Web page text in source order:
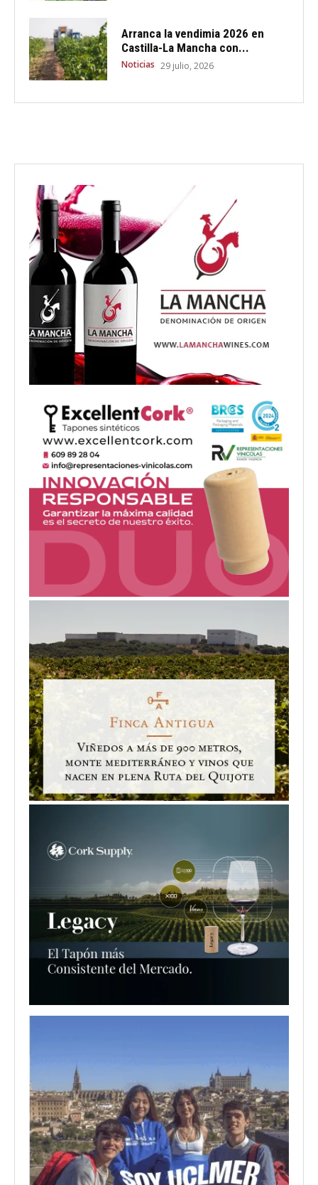
Arranca la vendimia 2026 en
Castilla-La Mancha con...
Noticias 29 julio, 2026